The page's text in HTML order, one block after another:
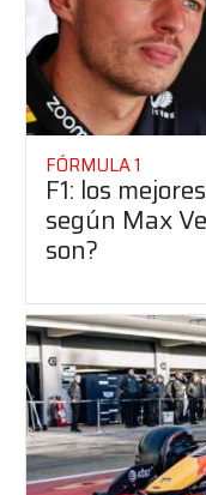
FÓRMULA 1
F1: los
según Max
son?